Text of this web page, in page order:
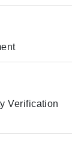
Verification